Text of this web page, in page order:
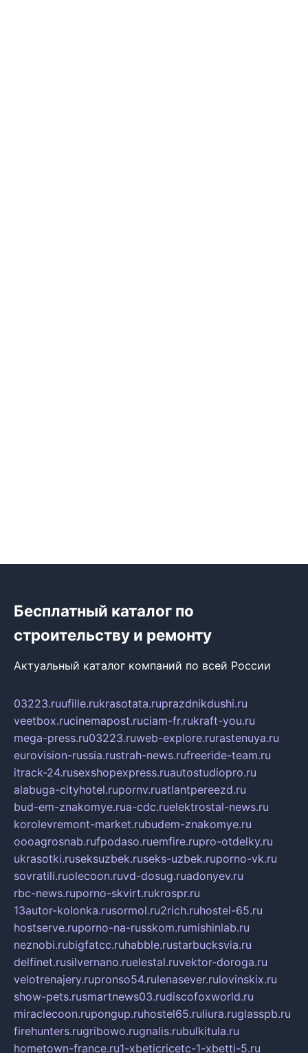
Бесплатный каталог по
строительству и ремонту
Актуальный каталог компаний по всей России
03223.ruufille.rukrasotata.ruprazdnikdushi.ru
veetbox.rucinemapost.ruciam-fr.rukraft-you.ru
mega-press.ru03223.ruweb-explore.rurastenuya.ru
eurovision-russia.rustrah-news.rufreeride-team.ru
itrack-24.rusexshopexpress.ruautostudiopro.ru
alabuga-cityhotel.rupornv.ruatlantpereezd.ru
bud-em-znakomye.rua-cdc.ruelektrostal-news.ru
korolevremont-market.rubudem-znakomye.ru
oooagrosnab.rufpodaso.ruemfire.rupro-otdelky.ru
ukrasotki.ruseksuzbek.ruseks-uzbek.ruporno-vk.ru
sovratili.ruolecoon.ruvd-dosug.ruadonyev.ru
rbc-news.ruporno-skvirt.rukrospr.ru
13autor-kolonka.rusormol.ru2rich.ruhostel-65.ru
hostserve.ruporno-na-russkom.rumishinlab.ru
neznobi.rubigfatcc.ruhabble.rustarbucksvia.ru
delfinet.rusilvernano.ruelestal.ruvektor-doroga.ru
velotrenajery.rupronso54.rulenasever.rulovinskix.ru
show-pets.rusmartnews03.rudiscofoxworld.ru
miraclecoon.rupongup.ruhostel65.ruliura.ruglasspb.ru
firehunters.rugribowo.rugnalis.rubulkitula.ru
hometown-france.ru1-xbeticricetc-1-xbetti-5.ru